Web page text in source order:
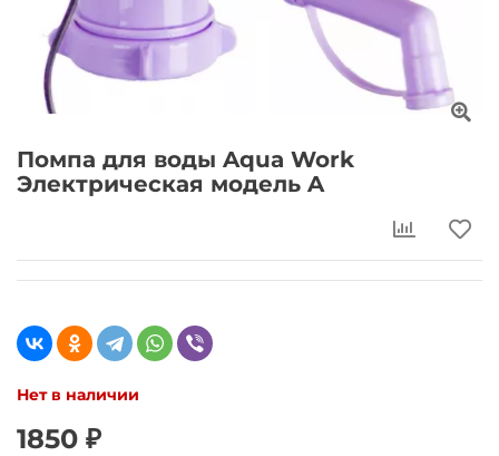
Помпа для воды Aqua Work
Электрическая модель A
Нет в наличии
1850 ₽